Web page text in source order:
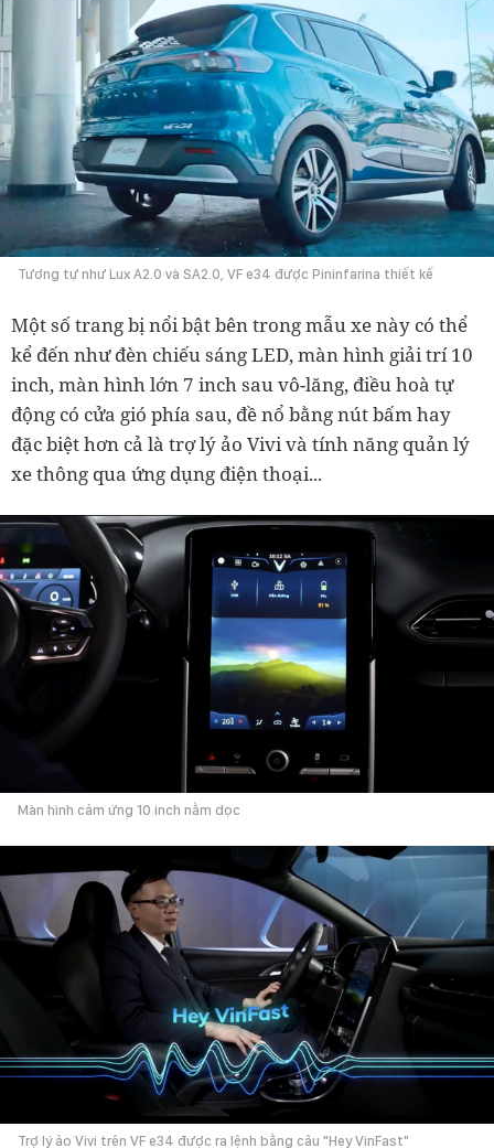
Tương tự như Lux A2.0 và SA2.0, VF e34 được Pininfarina thiết kế
Một số trang bị nổi bật bên trong mẫu xe này có thể
kể đến như đèn chiếu sáng LED, màn hình giải trí 10
inch, màn hình lớn 7 inch sau vô-lăng, điều hoà tự
động có cửa gió phía sau, đề nổ bằng nút bấm hay
đặc biệt hơn cả là trợ lý ảo Vivi và tính năng quản lý
xe thông qua ứng dụng điện thoại...
Màn hình cảm ứng 10 inch nằm dọc
Trợ lý ảo Vivi trên VF e34 được ra lệnh bằng câu "Hey VinFast"